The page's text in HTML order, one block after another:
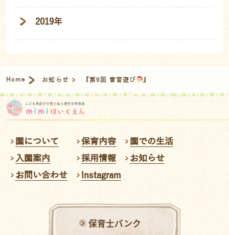
2019年
Home お知らせ 『第9回 音育遊び 』
園について 保育内容
園での生活
入園案内
採用情報
お知らせ
お問い合わせ
Instagram
保育士バンク